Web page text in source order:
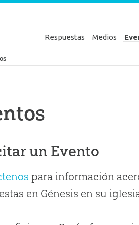
Respuestas Medios
Génesis
un Evento
para información
en Génesis en su